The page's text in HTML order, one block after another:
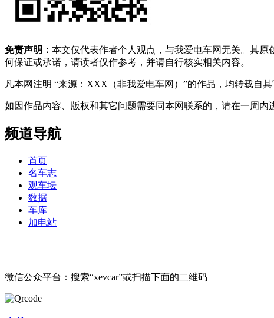
免责声明： 本文仅代表作者个人观点，与我爱电车网无关。其
何保证或承诺，请读者仅作参考，并请自行核实相关内容。
凡本网注明 “来源：XXX（非我爱电车网）”的作品，均转载自
如因作品内容、版权和其它问题需要同本网联系的，请在一周内
频道导航
首页
名车志
观车坛
数据
车库
加电站
微信公众平台：搜索“xevcar”或扫描下面的二维码